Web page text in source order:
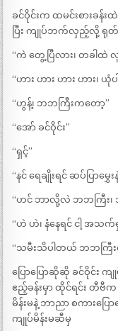
ခင်ဝိုင်းက ထမင်းစားခန်
ပြီး ကျုပ်ဘက်လှည့်လို့ ရု
“ကဲ တွေ့ပြီလား၊ တခါ
“ဟား ဟား ဟား ဟား၊
“ဟွန့်၊ ဘဘကြီးကတော့”
“အော် ခင်ဝိုင်း”
“ရှင့်”
“နင် ရေချိုးရင် ဆပ်ပြာမွှေ
“ဟင် ဘာလို့လဲ ဘဘကြီး၊
“ဟဲ ဟဲ၊ နံနေရင် ငါ့ အသ
“သမီးသိပါတယ် ဘဘကြီး
ပြောပြောဆိုဆို ခင်ဝိုင်း က
ဧည့်ခန်းမှာ ထိုင်ရင်း တီဗီက ခ
မိန်းမနဲ့ ဘာညာ စကားပြ
ကျုပ်မိန်းမဆီမှ